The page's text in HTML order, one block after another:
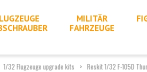
MILITÄR
FAHRZEUGE
1/32 Flugzeuge upgrade kits Reskit 1/32 F-105D